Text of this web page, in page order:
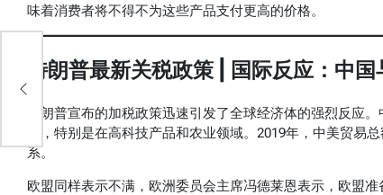
味着消费者将不得不为这些产品支付更高的价格。
特朗普最新关税政策 | 国际反应：中
特朗普宣布的加税政策迅速引发了全球经济体的强烈反应
施，特别是在高科技产品和农业领域。2019年，中美贸易
系。
欧盟同样表示不满，欧洲委员会主席冯德莱恩表示，欧盟